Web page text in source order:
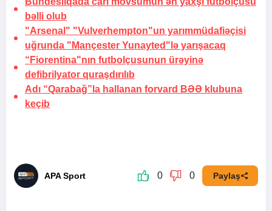
bəlli olub
"Arsenal" "Vulverhempton"un yarımmüdafiəçisi
uğrunda "Mançester Yunayted"lə yarışacaq
“Fiorentina"nın futbolçusunun ürəyinə
defibrilyator quraşdırılıb
Adı “Qarabağ”la hallanan forvard BƏƏ klubuna
keçib
APA Sport 0 0 Paylaş